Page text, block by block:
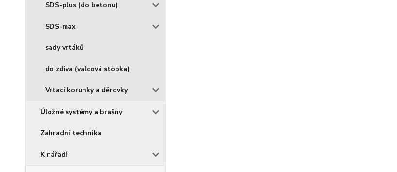
SDS-plus (do betonu)
SDS-max
sady vrtáků
do zdiva (válcová stopka)
Vrtací korunky a děrovky
Úložné systémy a brašny
Zahradní technika
K nářadí